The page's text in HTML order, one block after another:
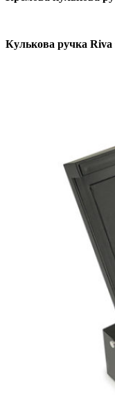
Кулькова ручка Riva